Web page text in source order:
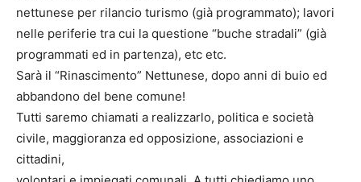
nettunese per rilancio turismo (già programmato); lavori
nelle periferie tra cui la questione “buche stradali” (già
programmati ed in partenza), etc etc.
Sarà il “Rinascimento” Nettunese, dopo anni di buio ed
abbandono del bene comune!
Tutti saremo chiamati a realizzarlo, politica e società
civile, maggioranza ed opposizione, associazioni e
cittadini,